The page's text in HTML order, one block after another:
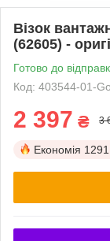
Візок
(62605) -
Готово до
Код: 403544-01-
2 397 ₴ 3
Економія